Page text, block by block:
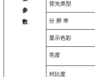
参
数
背光类型
分 辨 率
显示色彩
亮度
对比度